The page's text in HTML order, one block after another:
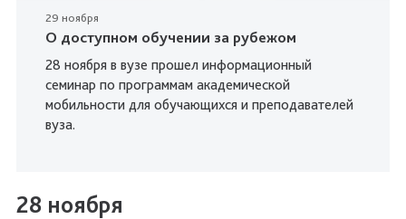
29 ноября
О доступном обучении за рубежом
28 ноября в вузе прошел информационный
семинар по программам академической
мобильности для обучающихся и преподавателей
вуза.
28 ноября